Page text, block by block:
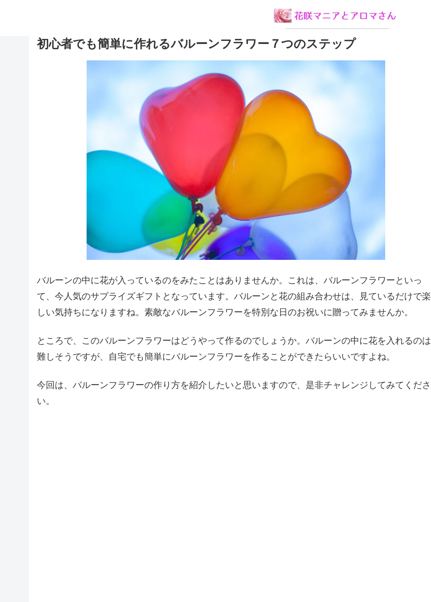
初心者でも簡単に作れるバルーンフラワー７つのステップ
バルーンの中に花が入っているのをみたことはありませんか。これは、バルーンフラワーといっ
て、今人気のサプライズギフトとなっています。バルーンと花の組み合わせは、見ているだけで楽
しい気持ちになりますね。素敵なバルーンフラワーを特別な日のお祝いに贈ってみませんか。
ところで、このバルーンフラワーはどうやって作るのでしょうか。バルーンの中に花を入れるのは
難しそうですが、自宅でも簡単にバルーンフラワーを作ることができたらいいですよね。
今回は、バルーンフラワーの作り方を紹介したいと思いますので、是非チャレンジしてみてくださ
い。